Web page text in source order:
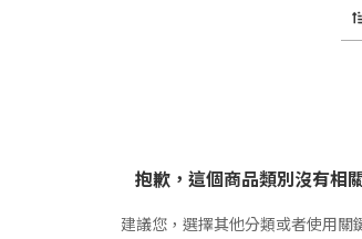
抱歉，這個商品類別沒有相
建議您，選擇其他分類或者使用關